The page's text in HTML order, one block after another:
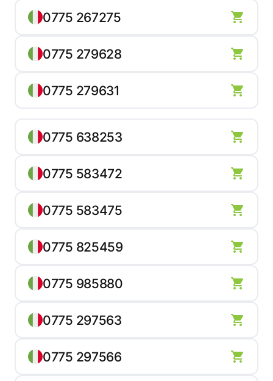
0775 267275
0775 279628
0775 279631
0775 638253
0775 583472
0775 583475
0775 825459
0775 985880
0775 297563
0775 297566